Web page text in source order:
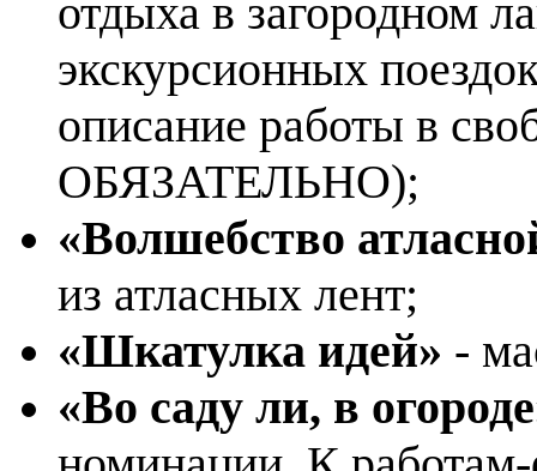
отдыха в загородном
экскурсионных
описание работы в
ОБЯЗАТЕЛЬНО);
«Волшебство
из атласных лент;
«Шкатулка идей» -
«Во саду ли, в